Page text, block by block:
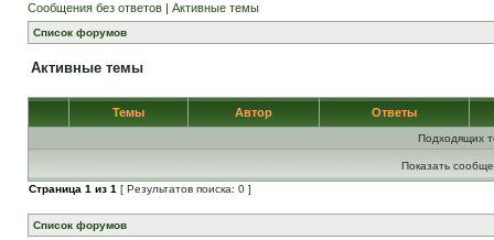
Сообщения без ответов | Активные темы
Список форумов
Активные темы
Темы Автор Ответы
Подходящих
Показать
Страница 1 из 1 [ Результатов поиска: 0 ]
Список форумов